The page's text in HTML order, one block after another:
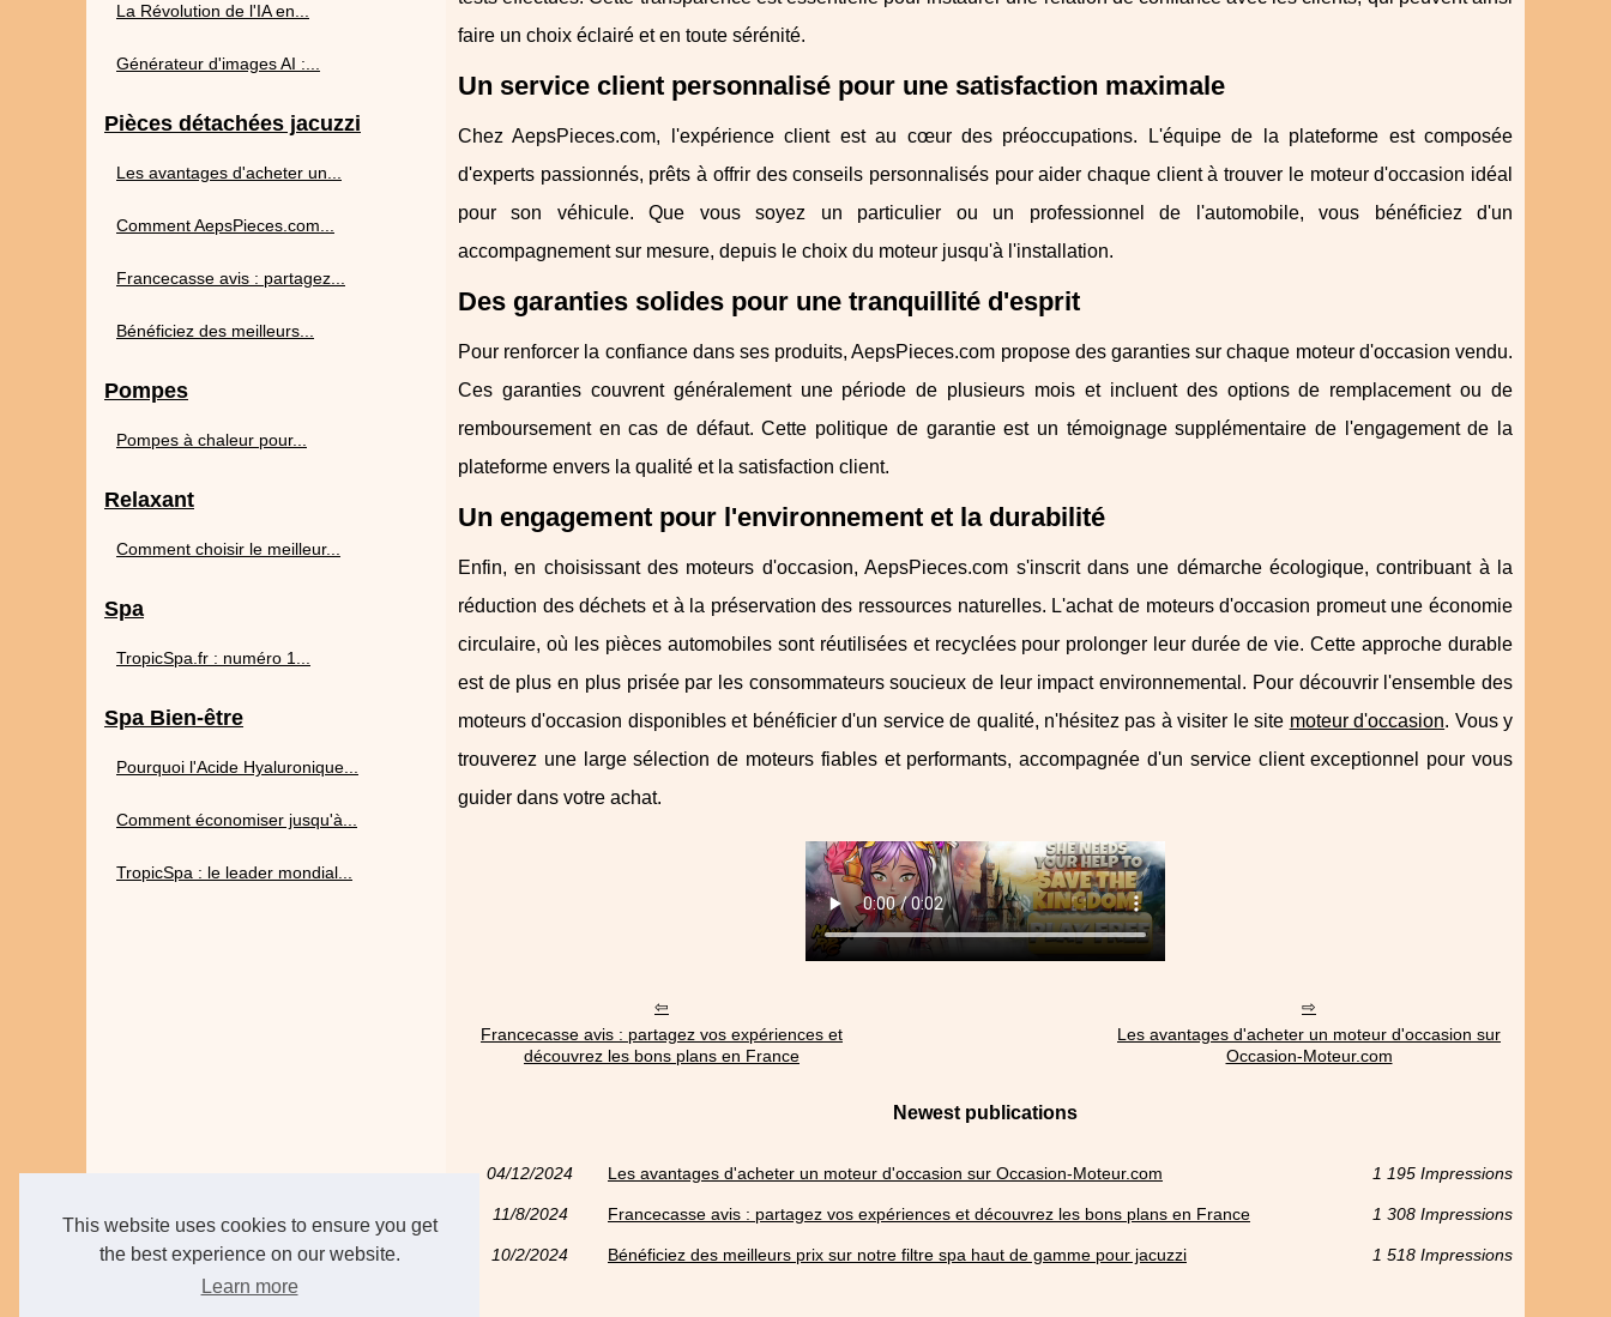
This website uses cookies to ensure you get
the best experience on our website.
Learn more
faire un choix éclairé et en toute sérénité.
Un service client personnalisé pour une satisfaction maximale
Chez AepsPieces.com, l'expérience client est au cœur des préoccupations. L'équipe de la plateforme est composée
d'experts passionnés, prêts à offrir des conseils personnalisés pour aider chaque client à trouver le moteur d'occasion idéal
pour son véhicule. Que vous soyez un particulier ou un professionnel de l'automobile, vous bénéficiez d'un
accompagnement sur mesure, depuis le choix du moteur jusqu'à l'installation.
Des garanties solides pour une tranquillité d'esprit
Pour renforcer la confiance dans ses produits, AepsPieces.com propose des garanties sur chaque moteur d'occasion vendu.
Ces garanties couvrent généralement une période de plusieurs mois et incluent des options de remplacement ou de
remboursement en cas de défaut. Cette politique de garantie est un témoignage supplémentaire de l'engagement de la
plateforme envers la qualité et la satisfaction client.
Un engagement pour l'environnement et la durabilité
Enfin, en choisissant des moteurs d'occasion, AepsPieces.com s'inscrit dans une démarche écologique, contribuant à la
réduction des déchets et à la préservation des ressources naturelles. L'achat de moteurs d'occasion promeut une économie
circulaire, où les pièces automobiles sont réutilisées et recyclées pour prolonger leur durée de vie. Cette approche durable
est de plus en plus prisée par les consommateurs soucieux de leur impact environnemental. Pour découvrir l'ensemble des
moteurs d'occasion disponibles et bénéficier d'un service de qualité, n'hésitez pas à visiter le site moteur d'occasion. Vous y
trouverez une large sélection de moteurs fiables et performants, accompagnée d'un service client exceptionnel pour vous
guider dans votre achat.
Francecasse avis : partagez vos expériences et
découvrez les bons plans en France
Les avantages d'acheter un moteur d'occasion sur
Occasion-Moteur.com
Newest publications
04/12/2024 Les avantages d'acheter un moteur d'occasion sur Occasion-Moteur.com 1 195 Impressions
11/8/2024 Francecasse avis : partagez vos expériences et découvrez les bons plans en France 1 308 Impressions
10/2/2024 Bénéficiez des meilleurs prix sur notre filtre spa haut de gamme pour jacuzzi 1 518 Impressions
La Révolution de l'IA en...
Générateur d'images AI :...
Pièces détachées jacuzzi
Les avantages d'acheter un...
Comment AepsPieces.com...
Francecasse avis : partagez...
Bénéficiez des meilleurs...
Pompes
Pompes à chaleur pour...
Relaxant
Comment choisir le meilleur...
Spa
TropicSpa.fr : numéro 1...
Spa Bien-être
Pourquoi l'Acide Hyaluronique...
Comment économiser jusqu'à...
TropicSpa : le leader mondial...